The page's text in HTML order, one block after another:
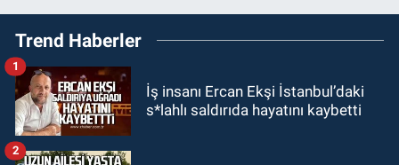
19:46Cumhurbaşkanı Erdoğan’ın
fotoğrafını söküp indirdi
18:48Yeni başkan belli oldu:
Kongrede dostluk mesajları
Trend Haberler
İş insanı Ercan Ekşi İstanbul’daki
s*lahlı saldırıda hayatını kaybetti
1
2